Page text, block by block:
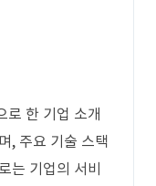
로 한 기업 소개
, 주요 기술 스택
는 기업의 서비